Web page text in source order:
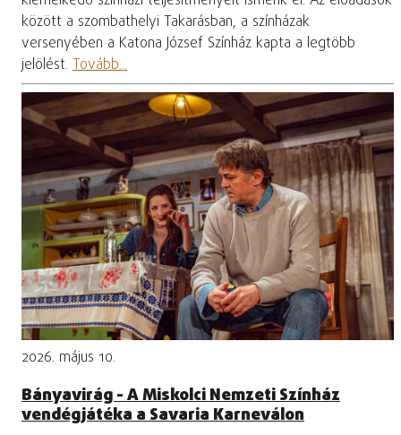
között a szombathelyi Takarásban, a színházak
versenyében a Katona József Színház kapta a legtöbb
jelölést. Tovább...
2026. május 10.
Bányavirág - A Miskolci Nemzeti Színház
vendégjátéka a Savaria Karneválon